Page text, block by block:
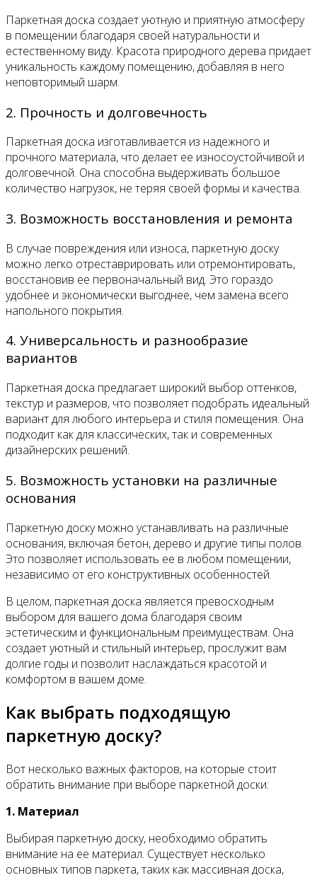
Паркетная доска создает уютную и приятную атмосферу
в помещении благодаря своей натуральности и
естественному виду. Красота природного дерева придает
уникальность каждому помещению, добавляя в него
неповторимый шарм.
2. Прочность и долговечность
Паркетная доска изготавливается из надежного и
прочного материала, что делает ее износоустойчивой и
долговечной. Она способна выдерживать большое
количество нагрузок, не теряя своей формы и качества.
3. Возможность восстановления и ремонта
В случае повреждения или износа, паркетную доску
можно легко отреставрировать или отремонтировать,
восстановив ее первоначальный вид. Это гораздо
удобнее и экономически выгоднее, чем замена всего
напольного покрытия.
4. Универсальность и разнообразие
вариантов
Паркетная доска предлагает широкий выбор оттенков,
текстур и размеров, что позволяет подобрать идеальный
вариант для любого интерьера и стиля помещения. Она
подходит как для классических, так и современных
дизайнерских решений.
5. Возможность установки на различные
основания
Паркетную доску можно устанавливать на различные
основания, включая бетон, дерево и другие типы полов.
Это позволяет использовать ее в любом помещении,
независимо от его конструктивных особенностей.
В целом, паркетная доска является превосходным
выбором для вашего дома благодаря своим
эстетическим и функциональным преимуществам. Она
создает уютный и стильный интерьер, прослужит вам
долгие годы и позволит наслаждаться красотой и
комфортом в вашем доме.
Как выбрать подходящую
паркетную доску?
Вот несколько важных факторов, на которые стоит
обратить внимание при выборе паркетной доски:
1. Материал
Выбирая паркетную доску, необходимо обратить
внимание на ее материал. Существует несколько
основных типов паркета, таких как массивная доска,